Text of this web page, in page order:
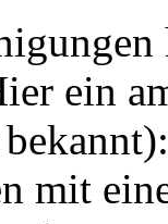
ein
mit